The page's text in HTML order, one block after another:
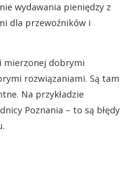
wydawania pieniędzy z
dla przewoźników i
mierzonej dobrymi
rozwiązaniami. Są tam
Na przykładzie
Poznania – to są błędy